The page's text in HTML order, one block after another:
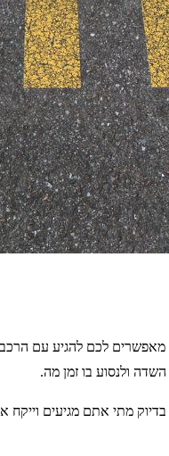
לכם להגיע עם
ולנסוע בו זמן מה.
מתי אתם מגיעים